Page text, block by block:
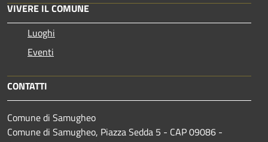
VIVERE IL COMUNE
Luoghi
Eventi
CONTATTI
Comune di Samugheo
Comune di Samugheo, Piazza Sedda 5 - CAP 09086 -